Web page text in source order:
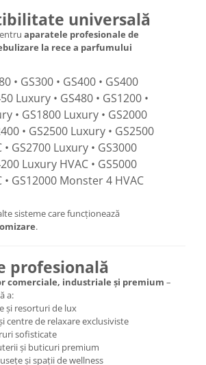
universală
aparatele profesionale de
la rece a parfumului
• GS300 • GS400 • GS400
Luxury • GS480 • GS1200 •
• GS1800 Luxury • GS2000
• GS2500 Luxury • GS2500
GS2700 Luxury • GS3000
Luxury HVAC • GS5000
• GS12000 Monster 4 HVAC
sisteme care funcționează
.
profesională
comerciale, industriale și premium –
a:
și resorturi de lux
centre de relaxare exclusiviste
sofisticate
și buticuri premium
și spații de wellness